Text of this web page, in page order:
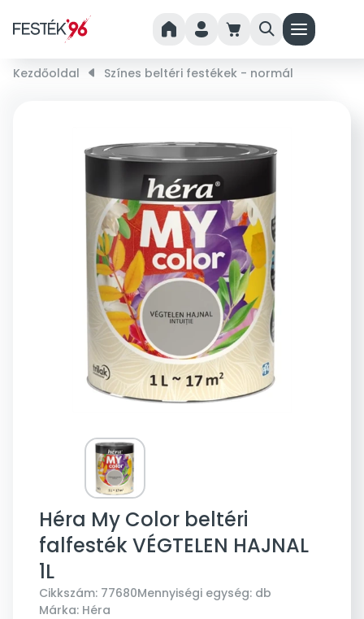
home person cart search menu
Kezdőoldal right_small Színes beltéri festékek - normál
Héra My Color beltéri
falfesték VÉGTELEN HAJNAL
1L
Cikkszám: 77680Mennyiségi egység: db
Márka: Héra